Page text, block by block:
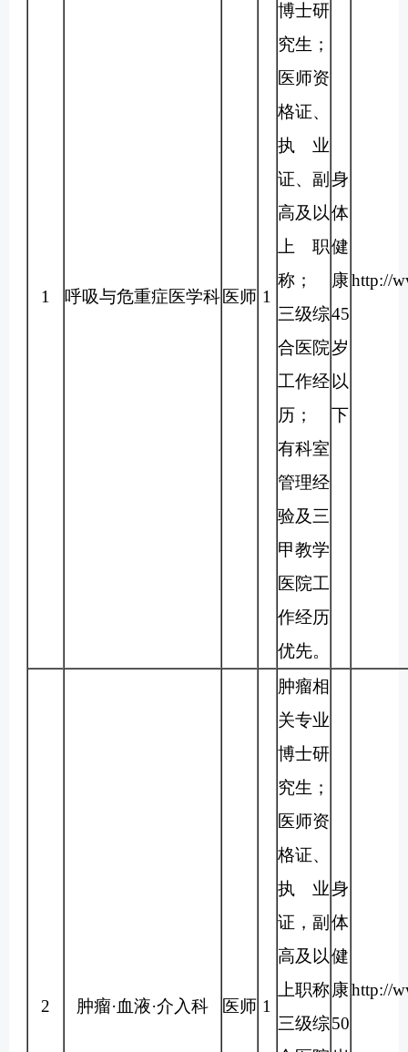
1 呼吸与危重症医学科 医师 1
博士研
究生；
医师资
格证、
执业
证、副
高及以
上职
称；
三级综
合医院
工作经
历；
有科室
管理经
验及三
甲教学
医院工
作经历
优先。
身
体
健
康
45
岁
以
下
http://
2 肿瘤·血液·介入科 医师 1
肿瘤相
关专业
博士研
究生；
医师资
格证、
执业
证，副
高及以
上职称
三级综
身
体
健
康
50
http://